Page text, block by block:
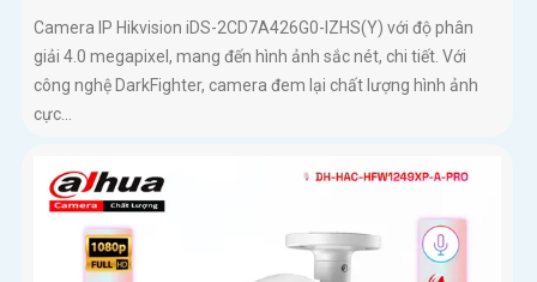
Camera IP Hikvision iDS-2CD7A426G0-IZHS(Y) với độ phân
giải 4.0 megapixel, mang đến hình ảnh sắc nét, chi tiết. Với
công nghệ DarkFighter, camera đem lại chất lượng hình ảnh
cực...